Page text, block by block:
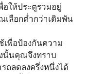
ให้ประตูรวมอยู่
ลือกต่ำกว่าเดิมพัน
เพื่อป้องกันความ
นั้นคุณจึงทราบ
ถลดลงครึ่งหนึ่งได้